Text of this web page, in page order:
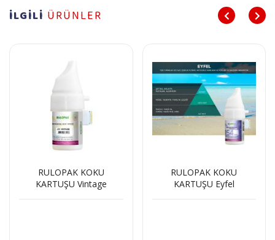
İLGİLİ ÜRÜNLER
RULOPAK KOKU
KARTUŞU Vintage
RULOPAK KOKU
KARTUŞU Eyfel